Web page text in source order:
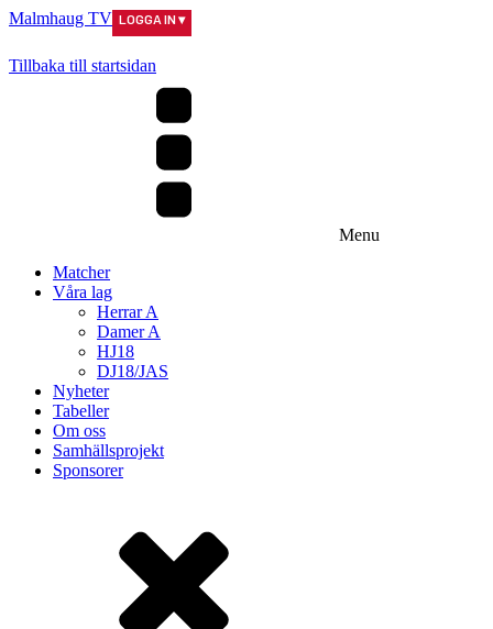
Malmhaug TV LOGGA IN ▾
Tillbaka till startsidan
Menu
Matcher
Våra lag
Herrar A
Damer A
HJ18
DJ18/JAS
Nyheter
Tabeller
Om oss
Samhällsprojekt
Sponsorer